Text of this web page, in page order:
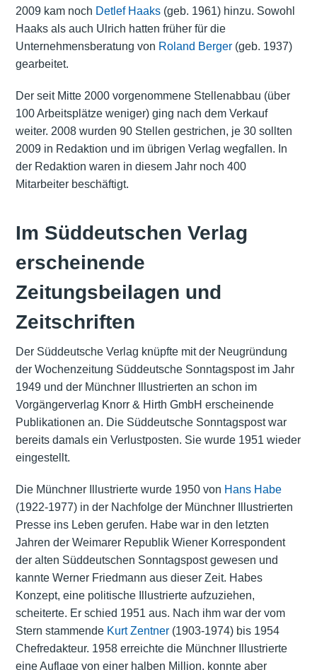
2009 kam noch Detlef Haaks(geb. 1961) hinzu. Sowohl
Haaks als auch Ulrich hatten früher für die
Unternehmensberatung von Roland Berger(geb. 1937)
gearbeitet.
Der seit Mitte 2000 vorgenommene Stellenabbau (über
100 Arbeitsplätze weniger) ging nach dem Verkauf
weiter. 2008 wurden 90 Stellen gestrichen, je 30 sollten
2009 in Redaktion und im übrigen Verlag wegfallen. In
der Redaktion waren in diesem Jahr noch 400
Mitarbeiter beschäftigt.
Im Süddeutschen Verlag
erscheinende
Zeitungsbeilagen und
Zeitschriften
Der Süddeutsche Verlag knüpfte mit der Neugründung
der Wochenzeitung Süddeutsche Sonntagspost im Jahr
1949 und der Münchner Illustrierten an schon im
Vorgängerverlag Knorr & Hirth GmbH erscheinende
Publikationen an. Die Süddeutsche Sonntagspost war
bereits damals ein Verlustposten. Sie wurde 1951 wieder
eingestellt.
Die Münchner Illustrierte wurde 1950 von Hans Habe
(1922-1977) in der Nachfolge der Münchner Illustrierten
Presse ins Leben gerufen. Habe war in den letzten
Jahren der Weimarer Republik Wiener Korrespondent
der alten Süddeutschen Sonntagspost gewesen und
kannte Werner Friedmann aus dieser Zeit. Habes
Konzept, eine politische Illustrierte aufzuziehen,
scheiterte. Er schied 1951 aus. Nach ihm war der vom
Stern stammende Kurt Zentner(1903-1974) bis 1954
Chefredakteur. 1958 erreichte die Münchner Illustrierte
eine Auflage von einer halben Million, konnte aber